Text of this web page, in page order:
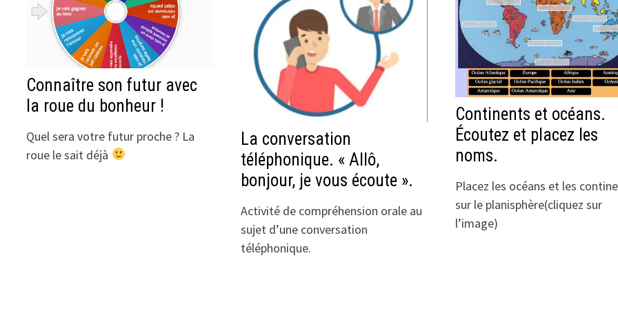
Connaître son futur avec
la roue du bonheur !
Quel sera votre futur proche ? La
roue le sait déjà
La conversation
téléphonique. « Allô,
bonjour, je vous écoute ».
Activité de compréhension orale au
sujet d’une conversation
téléphonique.
Continents et océans.
Écoutez et placez les
noms.
Placez les océans et les
sur le planisphère(cliquez sur
l’image)